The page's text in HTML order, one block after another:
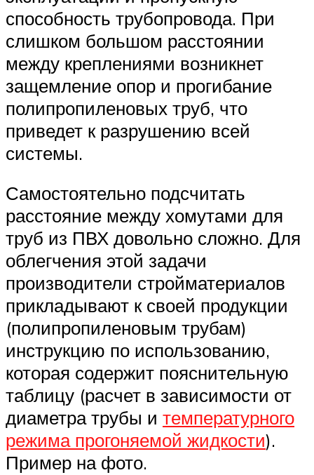
способность трубопровода. При
слишком большом расстоянии
между креплениями возникнет
защемление опор и прогибание
полипропиленовых труб, что
приведет к разрушению всей
системы.
Самостоятельно подсчитать
расстояние между хомутами для
труб из ПВХ довольно сложно. Для
облегчения этой задачи
производители стройматериалов
прикладывают к своей продукции
(полипропиленовым трубам)
инструкцию по использованию,
которая содержит пояснительную
таблицу (расчет в зависимости от
диаметра трубы и температурного
режима прогоняемой жидкости).
Пример на фото.